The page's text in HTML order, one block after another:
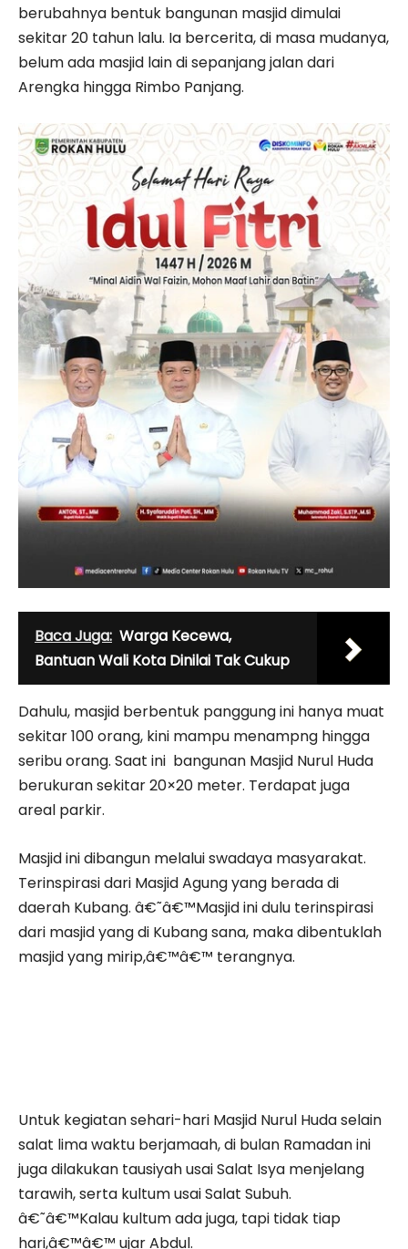
berubahnya bentuk bangunan masjid dimulai
sekitar 20 tahun lalu. Ia bercerita, di masa mudanya,
belum ada masjid lain di sepanjang jalan dari
Arengka hingga Rimbo Panjang.
Baca Juga: Warga Kecewa,
Bantuan Wali Kota Dinilai Tak Cukup
Dahulu, masjid berbentuk panggung ini hanya muat
sekitar 100 orang, kini mampu menampng hingga
seribu orang. Saat ini bangunan Masjid Nurul Huda
berukuran sekitar 20×20 meter. Terdapat juga
areal parkir.
Masjid ini dibangun melalui swadaya masyarakat.
Terinspirasi dari Masjid Agung yang berada di
daerah Kubang. â€˜â€™Masjid ini dulu terinspirasi
dari masjid yang di Kubang sana, maka dibentuklah
masjid yang mirip,â€™â€™ terangnya.
Untuk kegiatan sehari-hari Masjid Nurul Huda selain
salat lima waktu berjamaah, di bulan Ramadan ini
juga dilakukan tausiyah usai Salat Isya menjelang
tarawih, serta kultum usai Salat Subuh.
â€˜â€™Kalau kultum ada juga, tapi tidak tiap
hari,â€™â€™ ujar Abdul.